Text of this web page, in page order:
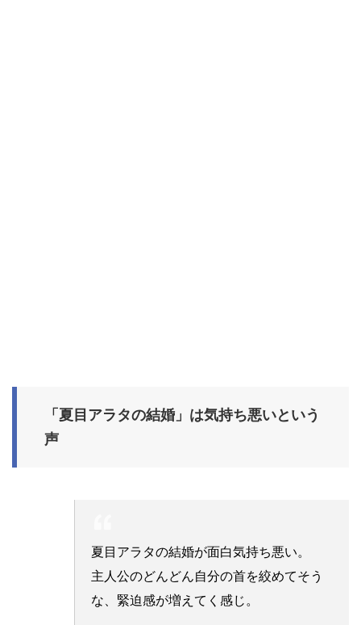
「夏目アラタの結婚」は気持ち悪いという
声
夏目アラタの結婚が面白気持ち悪い。
主人公のどんどん自分の首を絞めてそう
な、緊迫感が増えてく感じ。